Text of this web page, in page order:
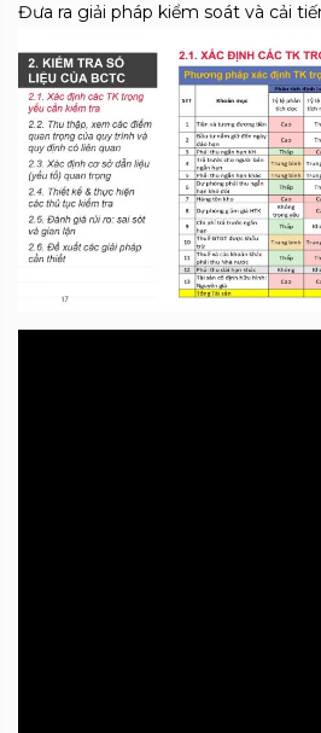
Đưa ra giải pháp kiểm soát và cải